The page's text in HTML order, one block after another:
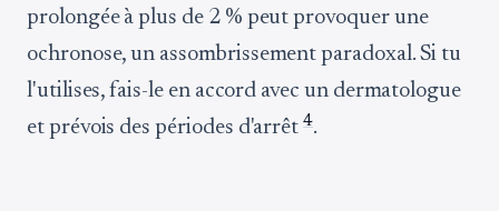
prolongée à plus de 2 % peut provoquer une
ochronose, un assombrissement paradoxal. Si tu
l'utilises, fais-le en accord avec un dermatologue
et prévois des périodes d'arrêt4.